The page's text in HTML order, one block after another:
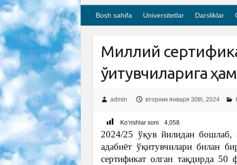
Bosh sahifa Universitetlar Darsliklar
Миллий
ўқитувчиларига
admin вторник января 30th, 2024
Ko‘rishlar soni 4,058
2024/25 ўқув йилидан бошлаб,
адабиёт ўқитувчилари билан
сертификат олган тақдирда 50